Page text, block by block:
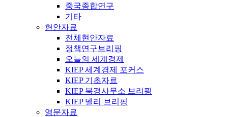
중국종합연구
기타
현안자료
전체현안자료
정책연구브리핑
오늘의 세계경제
KIEP 세계경제 포커스
KIEP 기초자료
KIEP 북경사무소 브리핑
KIEP 델리 브리핑
영문자료